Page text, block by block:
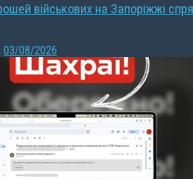
військових на Запоріжжі
03/08/2026